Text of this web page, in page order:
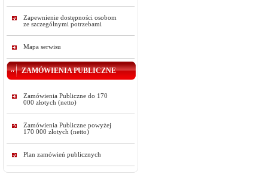
Zapewnienie dostępności osobom
ze szczególnymi potrzebami
Mapa serwisu
ZAMÓWIENIA PUBLICZNE
Zamówienia Publiczne do 170
000 złotych (netto)
Zamówienia Publiczne powyżej
170 000 złotych (netto)
Plan zamówień publicznych